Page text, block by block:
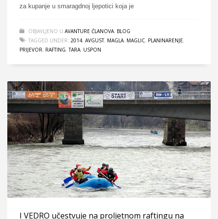
za kupanje u smaragdnoj ljepotici koja je
OBJAVLJENO U AVANTURE ČLANOVA, BLOG
TAGGED UNDER: 2014, AVGUST, MAGLA, MAGLIC, PLANINARENJE,
PRIJEVOR, RAFTING,TARA, USPON
I VEDRO učestvuje na proljetnom raftingu na